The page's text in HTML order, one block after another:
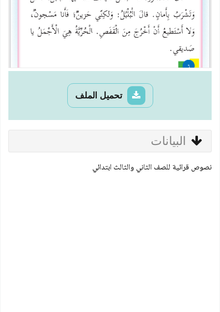
تحميل الملف
البيانات
نصوص قرائية للصف الثاني والثالث ابتدائي